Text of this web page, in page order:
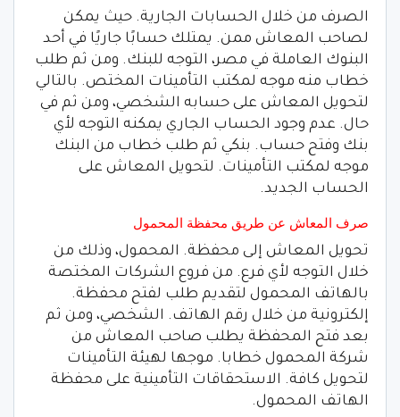
الصرف من خلال الحسابات الجارية. حيث يمكن
لصاحب المعاش ممن. يمتلك حسابًا جاريًا في أحد
البنوك العاملة في مصر، التوجه للبنك. ومن ثم طلب
خطاب منه موجه لمكتب التأمينات المختص. بالتالي
لتحويل المعاش على حسابه الشخصي، ومن ثم في
حال. عدم وجود الحساب الجاري يمكنه التوجه لأي
بنك وفتح حساب. بنكي ثم طلب خطاب من البنك
موجه لمكتب التأمينات. لتحويل المعاش على
الحساب الجديد.
صرف المعاش عن طريق محفظة المحمول
تحويل المعاش إلى محفظة. المحمول، وذلك من
خلال التوجه لأي فرع. من فروع الشركات المختصة
بالهاتف المحمول لتقديم طلب لفتح محفظة.
إلكترونية من خلال رقم الهاتف. الشخصي، ومن ثم
بعد فتح المحفظة يطلب صاحب المعاش من
شركة المحمول خطابا. موجها لهيئة التأمينات
لتحويل كافة. الاستحقاقات التأمينية على محفظة
الهاتف المحمول.